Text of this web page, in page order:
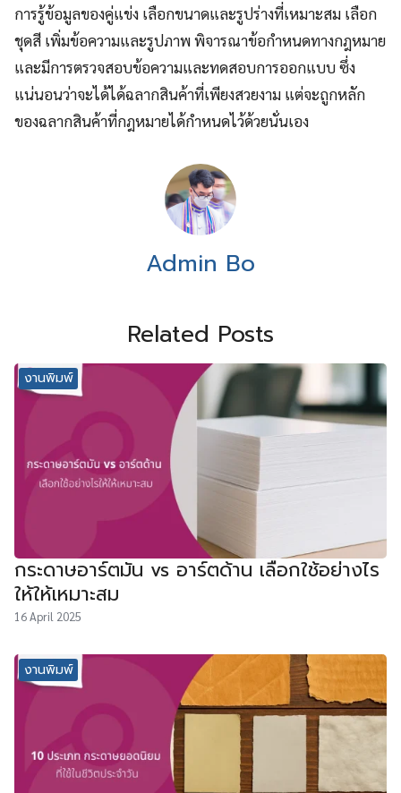
การรู้ข้อมูลของคู่แข่ง เลือกขนาดและรูปร่างที่เหมาะสม เลือก
ชุดสี เพิ่มข้อความและรูปภาพ พิจารณาข้อกำหนดทางกฎหมาย
และมีการตรวจสอบข้อความและทดสอบการออกแบบ ซึ่ง
แน่นอนว่าจะได้ได้ฉลากสินค้าที่เพียงสวยงาม แต่จะถูกหลัก
ของฉลากสินค้าที่กฎหมายได้กำหนดไว้ด้วยนั่นเอง
Admin Bo
Related Posts
งานพิมพ์
กระดาษอาร์ตมัน vs อาร์ตด้าน เลือกใช้อย่างไร
ให้ให้เหมาะสม
16 April 2025
งานพิมพ์